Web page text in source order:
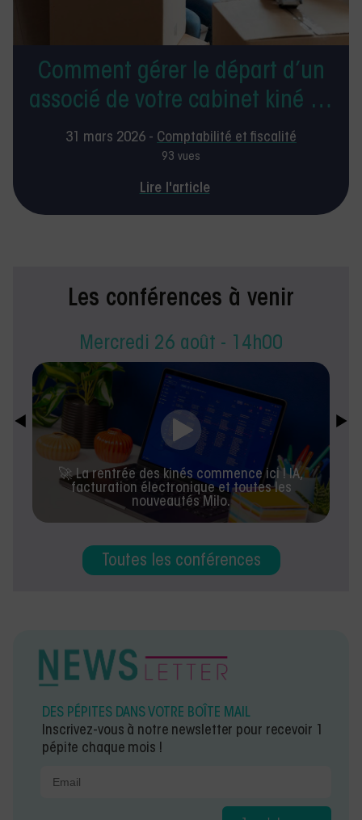
Comment gérer le départ d’un
associé de votre cabinet kiné au
niveau comptable ?
31 mars 2026 - Comptabilité et fiscalité
93 vues
Lire l'article
Les conférences à venir
Mercredi 26 août - 14h00
🚀 La rentrée des kinés commence ici ! IA,
facturation électronique et toutes les
nouveautés Milo.
Toutes les conférences
DES PÉPITES DANS VOTRE BOÎTE MAIL
Inscrivez-vous à notre newsletter pour recevoir 1
pépite chaque mois !